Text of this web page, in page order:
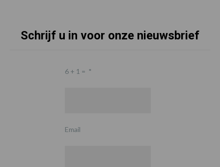
Schrijf u in voor onze nieuwsbrief
6 + 1 = *
Email